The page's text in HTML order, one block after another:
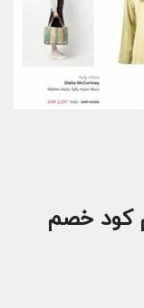
كود خصم